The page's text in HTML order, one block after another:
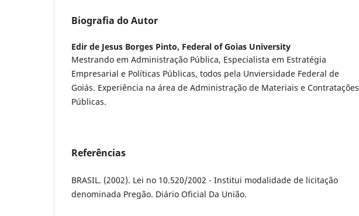
Biografia do Autor
Edir de Jesus Borges Pinto, Federal of Goias University
Mestrando em Administração Pública, Especialista em Estratégia
Empresarial e Políticas Públicas, todos pela Unviersidade Federal de
Goiás. Experiência na área de Administração de Materiais e Contratações
Públicas.
Referências
BRASIL. (2002). Lei no 10.520/2002 - Institui modalidade de licitação
denominada Pregão. Diário Oficial Da União.